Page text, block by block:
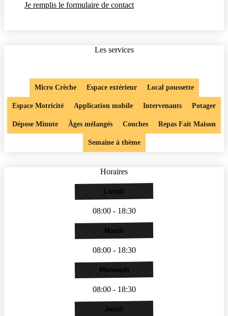
Je remplis le formulaire de contact
Les services
Micro Crèche Espace extérieur Local poussette
Espace Motricité Application mobile Intervenants Potager
Dépose Minute Âges mélangés Couches Repas Fait Maison
Semaine à thème
Horaires
Lundi
08:00 - 18:30
Mardi
08:00 - 18:30
Mercredi
08:00 - 18:30
Jeudi